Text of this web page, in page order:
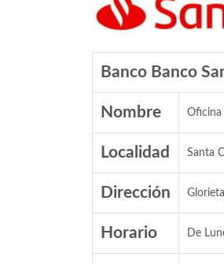
Banco Banco
Nombre Oficina
Localidad Santa
Dirección
Horario De